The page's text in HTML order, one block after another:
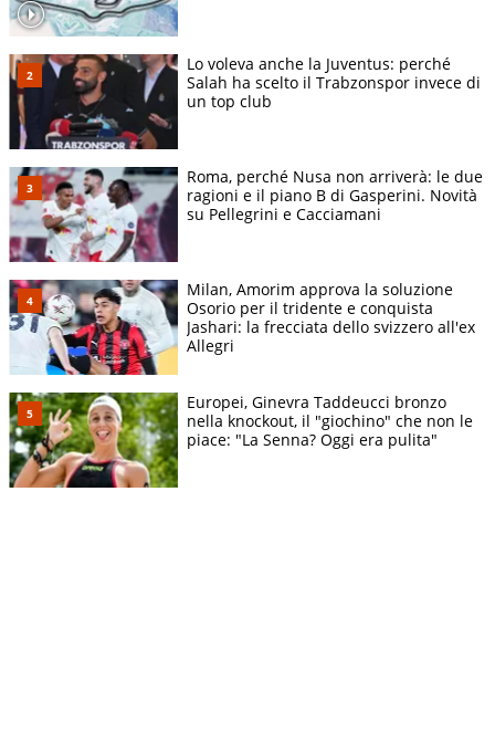
Lo voleva anche la Juventus: perché
Salah ha scelto il Trabzonspor invece di
un top club
Roma, perché Nusa non arriverà: le due
ragioni e il piano B di Gasperini. Novità
su Pellegrini e Cacciamani
Milan, Amorim approva la soluzione
Osorio per il tridente e conquista
Jashari: la frecciata dello svizzero all'ex
Allegri
Europei, Ginevra Taddeucci bronzo
nella knockout, il "giochino" che non le
piace: "La Senna? Oggi era pulita"